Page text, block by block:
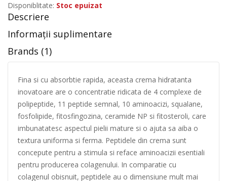
Disponiblitate: Stoc epuizat
Descriere
Informații suplimentare
Brands (1)
Fina si cu absorbtie rapida, aceasta crema hidratanta
inovatoare are o concentratie ridicata de 4 complexe de
polipeptide, 11 peptide semnal, 10 aminoacizi, squalane,
fosfolipide, fitosfingozina, ceramide NP si fitosteroli, care
imbunatatesc aspectul pielii mature si o ajuta sa aiba o
textura uniforma si ferma. Peptidele din crema sunt
concepute pentru a stimula si reface aminoacizii esentiali
pentru producerea colagenului. In comparatie cu
colagenul obisnuit, peptidele au o dimensiune mult mai